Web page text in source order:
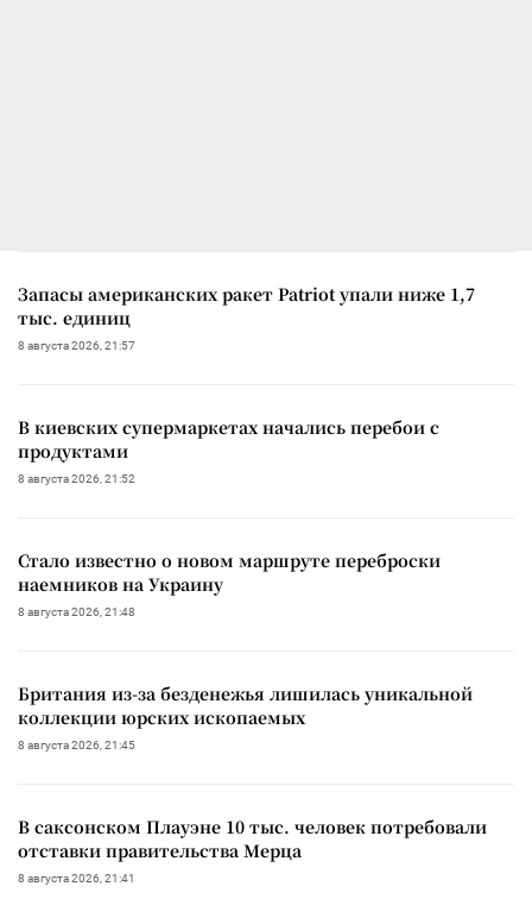
Запасы американских ракет Patriot упали ниже 1,7
тыс. единиц
8 августа 2026, 21:57
В киевских супермаркетах начались перебои с
продуктами
8 августа 2026, 21:52
Стало известно о новом маршруте переброски
наемников на Украину
8 августа 2026, 21:48
Британия из-за безденежья лишилась уникальной
коллекции юрских ископаемых
8 августа 2026, 21:45
В саксонском Плауэне 10 тыс. человек потребовали
отставки правительства Мерца
8 августа 2026, 21:41